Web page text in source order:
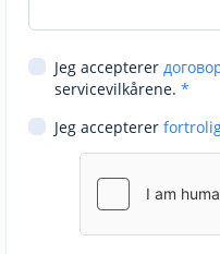
Jeg accepterer
servicevilkårene. *
Jeg accepterer